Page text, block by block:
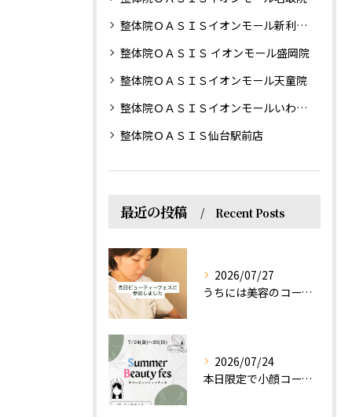
整体院ＯＡＳＩＳイオンモール新利府南館院
整体院ＯＡＳＩＳ イオンモール盛岡院
整体院ＯＡＳＩＳイオンモール天童院
整体院ＯＡＳＩＳイオンモールいわき小名浜院
整体院ＯＡＳＩＳ仙台駅前店
最近の投稿 Recent Posts
2026/07/27
うちには美容のコースもあるって伝えなきゃ！えっほっえxty
2026/07/24
本日限定で小顔コース体験(ワンコイン)実施します！